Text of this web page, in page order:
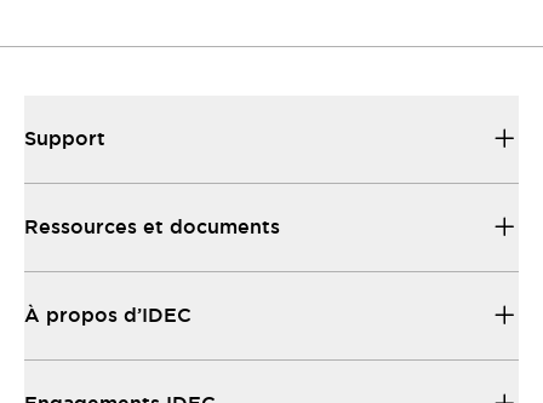
Support
Ressources et documents
À propos d’IDEC